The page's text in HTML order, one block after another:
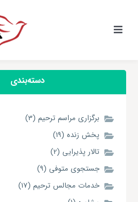
content
کنترلر
دسته‌بندی
برگزاری مراسم ترحیم (3)
پخش زنده (19)
تالار پذیرایی (2)
جستجوی متوفی (9)
خدمات مجالس ترحیم (17)